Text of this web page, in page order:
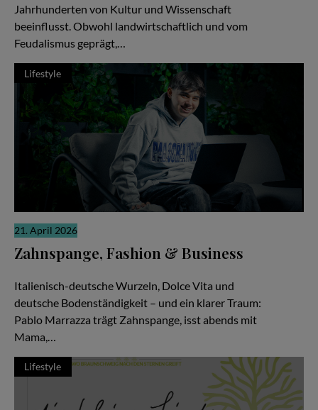
Jahrhunderten von Kultur und Wissenschaft
beeinflusst. Obwohl landwirtschaftlich und vom
Feudalismus geprägt,…
Lifestyle
21. April 2026
Zahnspange, Fashion & Business
Italienisch-deutsche Wurzeln, Dolce Vita und
deutsche Bodenständigkeit – und ein klarer Traum:
Pablo Marrazza trägt Zahnspange, isst abends mit
Mama,…
Lifestyle